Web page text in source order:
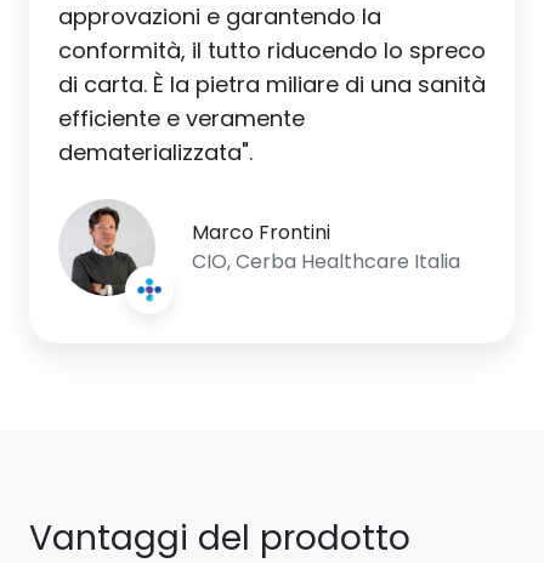
approvazioni e garantendo la
conformità, il tutto riducendo lo spreco
di carta. È la pietra miliare di una sanità
efficiente e veramente
dematerializzata".
Marco Frontini
CIO, Cerba Healthcare Italia
Vantaggi del prodotto